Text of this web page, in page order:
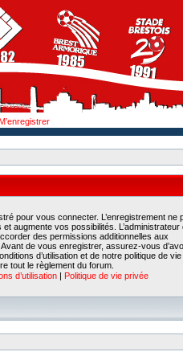
pour vous connecter. L’enregistrement ne
augmente vos possibilités. L’administrateur
des permissions additionnelles aux
de vous enregistrer, assurez-vous
d’utilisation et de notre politique de
tout le règlement du forum.
d’utilisation | Politique de vie privée